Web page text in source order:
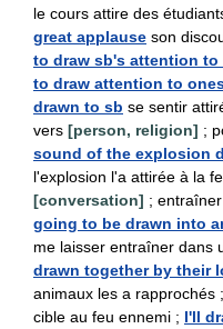
le cours attire des
great applause son
to draw sb's attention to
to draw attention to
drawn to sb se sentir
vers [person, religion] ;
sound of the explosion
l'explosion l'a attirée à la
[conversation] ;
going to be drawn into
me laisser entraîner dans
drawn together by their
animaux les a rapprochés ;
cible au feu ennemi ; I'll